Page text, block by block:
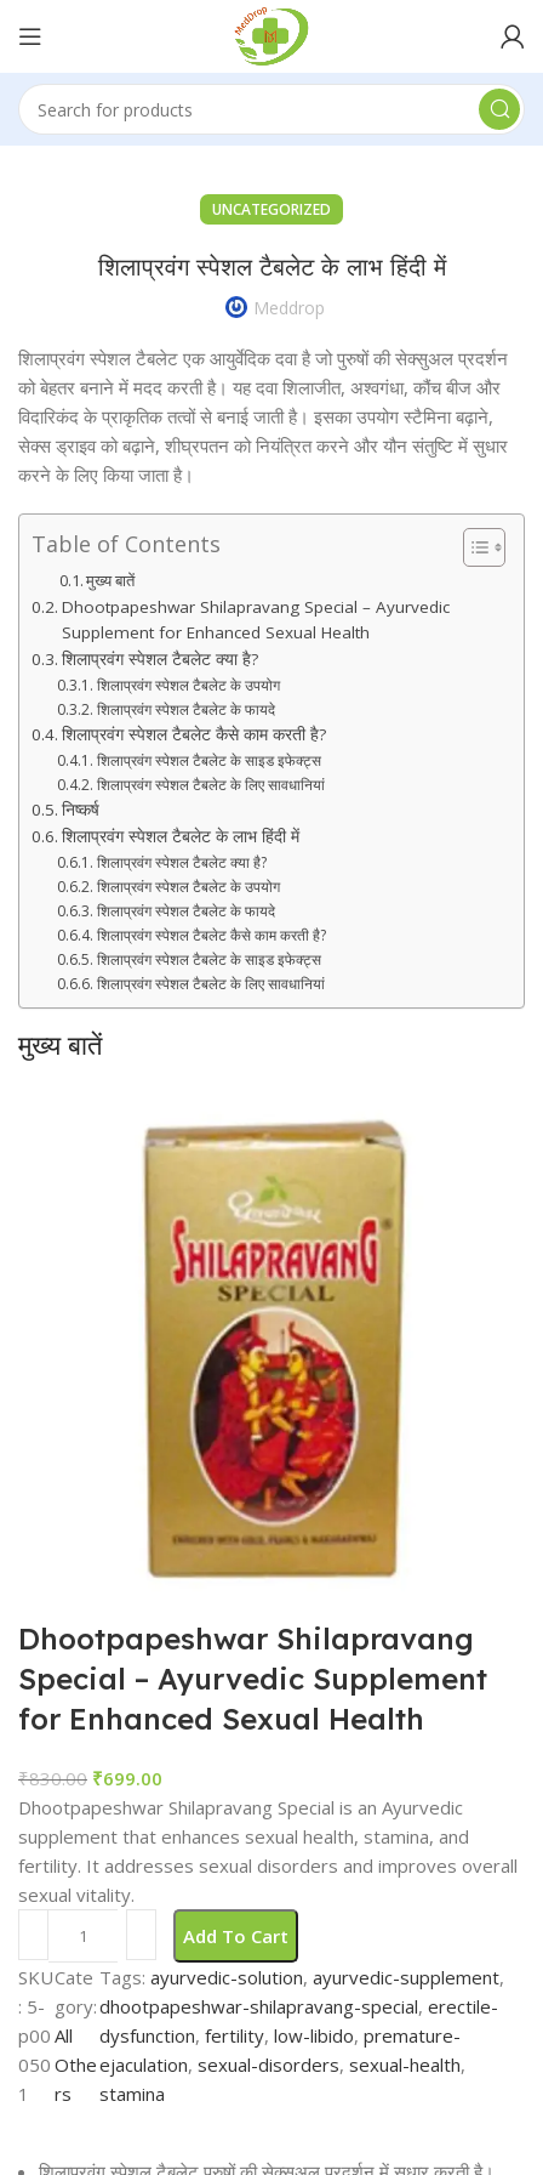
UNCATEGORIZED
शिलाप्रवंग स्पेशल टैबलेट के लाभ हिंदी में
Meddrop
शिलाप्रवंग स्पेशल टैबलेट एक आयुर्वेदिक दवा है जो पुरुषों की सेक्सुअल प्रदर्शन
को बेहतर बनाने में मदद करती है। यह दवा शिलाजीत, अश्वगंधा, कौंच बीज और
विदारिकंद के प्राकृतिक तत्वों से बनाई जाती है। इसका उपयोग स्टैमिना बढ़ाने,
सेक्स ड्राइव को बढ़ाने, शीघ्रपतन को नियंत्रित करने और यौन संतुष्टि में सुधार
करने के लिए किया जाता है।
Table of Contents
मुख्य बातें
Dhootpapeshwar Shilapravang Special – Ayurvedic
Supplement for Enhanced Sexual Health
शिलाप्रवंग स्पेशल टैबलेट क्या है?
शिलाप्रवंग स्पेशल टैबलेट के उपयोग
शिलाप्रवंग स्पेशल टैबलेट के फायदे
शिलाप्रवंग स्पेशल टैबलेट कैसे काम करती है?
शिलाप्रवंग स्पेशल टैबलेट के साइड इफेक्ट्स
शिलाप्रवंग स्पेशल टैबलेट के लिए सावधानियां
निष्कर्ष
शिलाप्रवंग स्पेशल टैबलेट के लाभ हिंदी में
शिलाप्रवंग स्पेशल टैबलेट क्या है?
शिलाप्रवंग स्पेशल टैबलेट के उपयोग
शिलाप्रवंग स्पेशल टैबलेट के फायदे
शिलाप्रवंग स्पेशल टैबलेट कैसे काम करती है?
शिलाप्रवंग स्पेशल टैबलेट के साइड इफेक्ट्स
शिलाप्रवंग स्पेशल टैबलेट के लिए सावधानियां
मुख्य बातें
Dhootpapeshwar Shilapravang
Special – Ayurvedic Supplement
for Enhanced Sexual Health
₹830.00 ₹699.00
Dhootpapeshwar Shilapravang Special is an Ayurvedic
supplement that enhances sexual health, stamina, and
fertility. It addresses sexual disorders and improves overall
sexual vitality.
Add To Cart
SKU
: 5-
p00
050
1
Cate
gory:
All
Othe
rs
Tags:ayurvedic-solution, ayurvedic-supplement
dhootpapeshwar-shilapravang-special, erectile-
dysfunction, fertility, low-libido, premature-
ejaculation, sexual-disorders, sexual-health
stamina